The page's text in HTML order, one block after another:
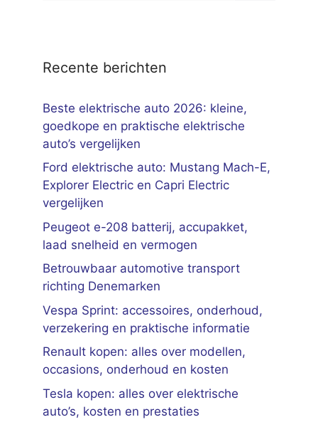
Recente berichten
Beste elektrische auto 2026: kleine,
goedkope en praktische elektrische
auto’s vergelijken
Ford elektrische auto: Mustang Mach-E,
Explorer Electric en Capri Electric
vergelijken
Peugeot e-208 batterij, accupakket,
laad snelheid en vermogen
Betrouwbaar automotive transport
richting Denemarken
Vespa Sprint: accessoires, onderhoud,
verzekering en praktische informatie
Renault kopen: alles over modellen,
occasions, onderhoud en kosten
Tesla kopen: alles over elektrische
auto’s, kosten en prestaties